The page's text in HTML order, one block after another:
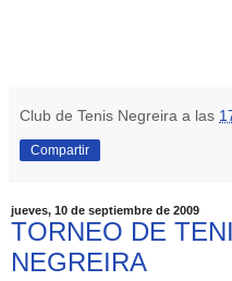
Club de Tenis Negreira a las
Compartir
jueves, 10 de septiembre de 2009
TORNEO DE
NEGREIRA